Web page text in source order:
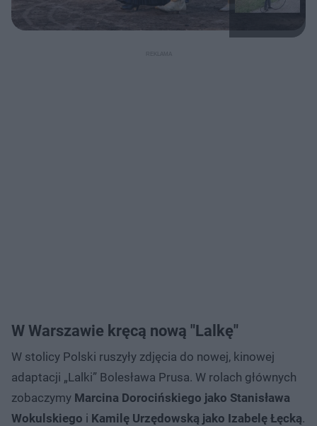
W Warszawie kręcą nową "Lalkę"
W stolicy Polski ruszyły zdjęcia do nowej, kinowej
adaptacji „Lalki” Bolesława Prusa. W rolach głównych
zobaczymy Marcina Dorocińskiego jako Stanisława
Wokulskiego i Kamilę Urzędowską jako Izabelę Łęcką.